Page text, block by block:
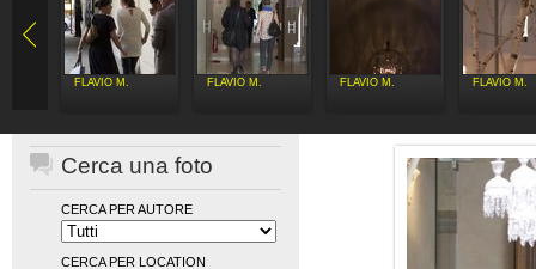
FLAVIO M. FLAVIO M. FLAVIO M. FLAVIO M.
Cerca una foto
CERCA PER AUTORE
CERCA PER LOCATION